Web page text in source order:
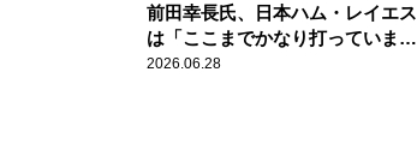
前田幸長氏、日本ハム・レイエス
は「ここまでかなり打っています
から」…パの打撃タイトル争いに
2026.06.28